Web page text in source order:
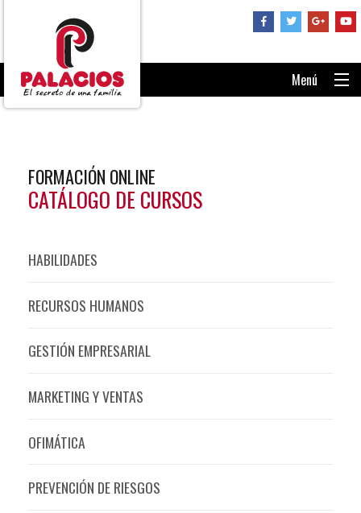
Menú
RECUPERAR CONTRASEÑA
CATÁLOGO DE CURSOS
FORMACIÓN ONLINE
HABILIDADES
RECURSOS HUMANOS
GESTIÓN EMPRESARIAL
MARKETING Y VENTAS
OFIMÁTICA
PREVENCIÓN DE RIESGOS